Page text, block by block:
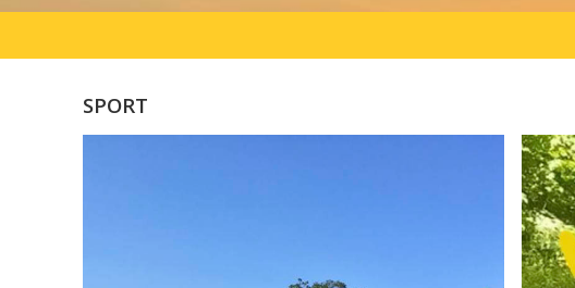
SPORT